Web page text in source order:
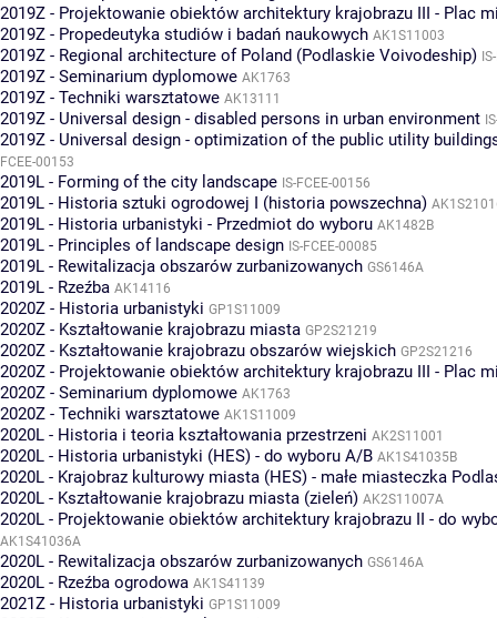
2019Z - Projektowanie obiektów architektury krajobrazu III - Plac
2019Z - Propedeutyka studiów i badań naukowych AK1S11003
2019Z - Regional architecture of Poland (Podlaskie Voivodeship)
2019Z - Seminarium dyplomowe AK1763
2019Z - Techniki warsztatowe AK13111
2019Z - Universal design - disabled persons in urban environment
2019Z - Universal design - optimization of the public utility
FCEE-00153
2019L - Forming of the city landscape IS-FCEE-00156
2019L - Historia sztuki ogrodowej I (historia powszechna)
2019L - Historia urbanistyki - Przedmiot do wyboru AK1482B
2019L - Principles of landscape design IS-FCEE-00085
2019L - Rewitalizacja obszarów zurbanizowanych GS6146A
2019L - Rzeźba AK14116
2020Z - Historia urbanistyki GP1S11009
2020Z - Kształtowanie krajobrazu miasta GP2S21219
2020Z - Kształtowanie krajobrazu obszarów wiejskich GP2S21216
2020Z - Projektowanie obiektów architektury krajobrazu III - Plac
2020Z - Seminarium dyplomowe AK1763
2020Z - Techniki warsztatowe AK1S11009
2020L - Historia i teoria kształtowania przestrzeni AK2S11001
2020L - Historia urbanistyki (HES) - do wyboru A/B AK1S41035B
2020L - Krajobraz kulturowy miasta (HES) - małe miasteczka
2020L - Kształtowanie krajobrazu miasta (zieleń) AK2S11007A
2020L - Projektowanie obiektów architektury krajobrazu II - do
AK1S41036A
2020L - Rewitalizacja obszarów zurbanizowanych GS6146A
2020L - Rzeźba ogrodowa AK1S41139
2021Z - Historia urbanistyki GP1S11009